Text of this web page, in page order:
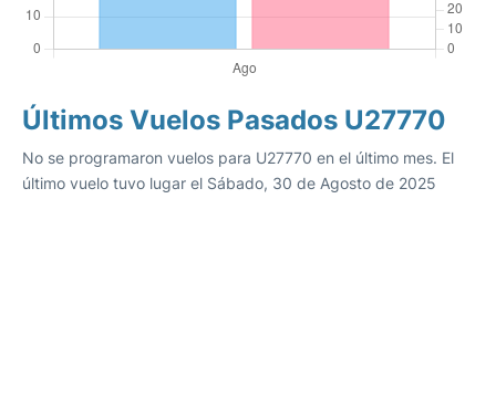
Últimos Vuelos Pasados U27770
No se programaron vuelos para U27770 en el último mes. El
último vuelo tuvo lugar el Sábado, 30 de Agosto de 2025